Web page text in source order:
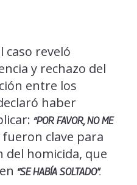
caso reveló
y rechazo del
entre los
haber
“POR FAVOR, NO ME
clave para
homicida, que
“SE HABÍA SOLTADO”.